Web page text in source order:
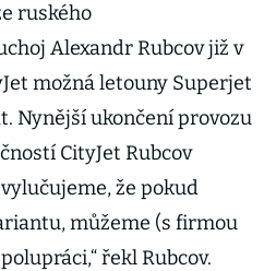
ruského
Alexandr Rubcov již v
možná letouny Superjet
Nynější ukončení provozu
CityJet Rubcov
že pokud
můžeme (s firmou
řekl Rubcov.